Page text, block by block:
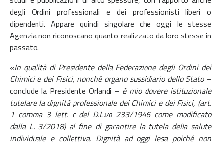
degli Ordini professionali e dei professionisti liberi o
dipendenti. Appare quindi singolare che oggi le stesse
Agenzia non riconoscano quanto realizzato da loro stesse in
passato.
«In qualità di Presidente della Federazione degli Ordini dei
Chimici e dei Fisici, nonché organo sussidiario dello Stato–
conclude la Presidente Orlandi – è mio dovere istituzionale
tutelare la dignità professionale dei Chimici e dei Fisici, (art.
1 comma 3 lett. c del D.L.vo 233/1946 come modificato
dalla L. 3/2018) al fine di garantire la tutela della salute
individuale e collettiva. Dignità ad oggi lesa poiché non